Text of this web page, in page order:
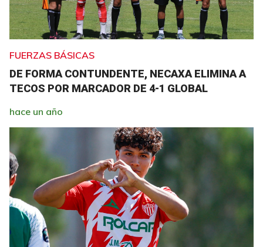
FUERZAS BÁSICAS
DE FORMA CONTUNDENTE, NECAXA ELIMINA A
TECOS POR MARCADOR DE 4-1 GLOBAL
hace un año